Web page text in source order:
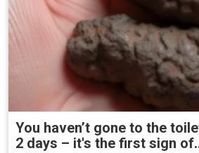
You haven’t gone to the
2 days – it's the first sign